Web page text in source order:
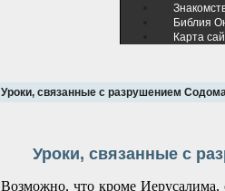
Библия
Карта
Уроки, связанные с разрушением
Уроки, связанные с
Возможно, что кроме Иерусалима,